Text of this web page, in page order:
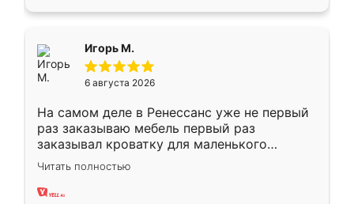
Игорь М.
6 августа 2026
На самом деле в Ренессанс уже не первый
раз заказываю мебель первый раз
заказывал кроватку для маленького
ребёнка при его рождении ,во второй раз
заказал шкаф-купе. По качеству очень
хорошее сборка достаточно быстрая,
Читать полностью